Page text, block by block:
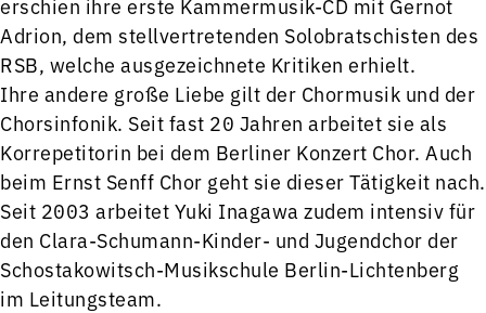
Adrion, dem stellvertretenden Solobratschisten des
RSB, welche ausgezeichnete Kritiken erhielt.
Ihre andere große Liebe gilt der Chormusik und der
Chorsinfonik. Seit fast 20 Jahren arbeitet sie als
Korrepetitorin bei dem Berliner Konzert Chor. Auch
beim Ernst Senff Chor geht sie dieser Tätigkeit nach.
Seit 2003 arbeitet Yuki Inagawa zudem intensiv für
den Clara-Schumann-Kinder- und Jugendchor der
Schostakowitsch-Musikschule Berlin-Lichtenberg
im Leitungsteam.